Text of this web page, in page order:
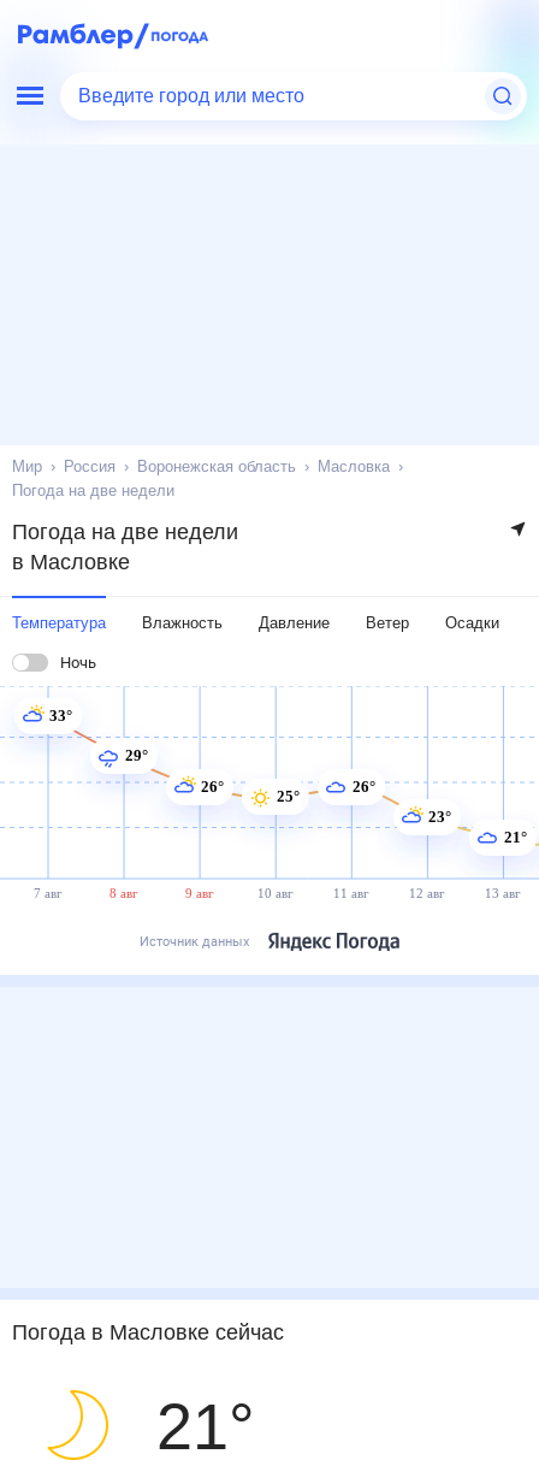
Введите город или место
Мир Россия Воронежская область
Масловка
Погода на две недели
Погода на две недели
в Масловке
Температура Влажность Давление Ветер Осадки
Ночь
7 авг 8 авг 9 авг 10 авг 11 авг 12 авг 13 авг
33°
29°
26°
25°
26°
23°
21°
Источник данных
Погода в Масловкесейчас
21°